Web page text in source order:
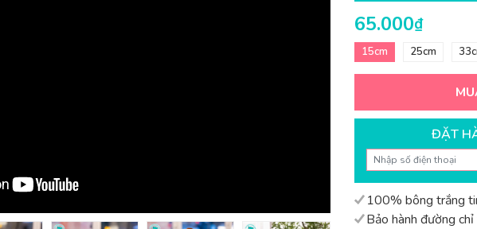
65.000₫
15cm 25cm
ĐẶT
100% bông trắng
Bảo hành đường